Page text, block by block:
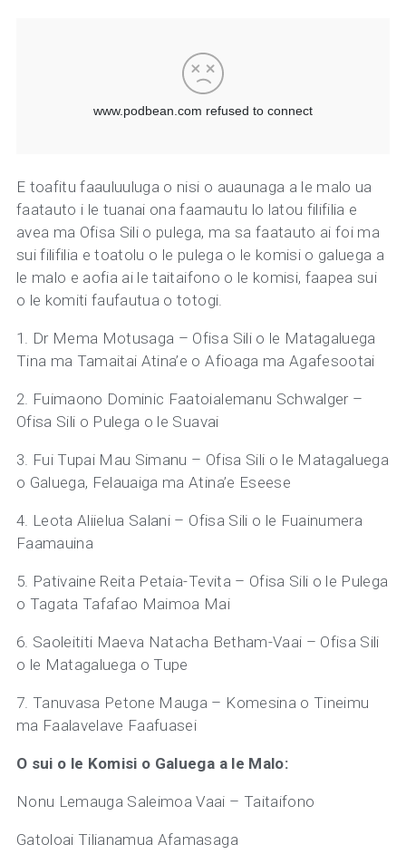
E toafitu faauluuluga o nisi o auaunaga a le malo ua
faatauto i le tuanai ona faamautu lo latou filifilia e
avea ma Ofisa Sili o pulega, ma sa faatauto ai foi ma
sui filifilia e toatolu o le pulega o le komisi o galuega a
le malo e aofia ai le taitaifono o le komisi, faapea sui
o le komiti faufautua o totogi.
1. Dr Mema Motusaga – Ofisa Sili o le Matagaluega
Tina ma Tamaitai Atina’e o Afioaga ma Agafesootai
2. Fuimaono Dominic Faatoialemanu Schwalger –
Ofisa Sili o Pulega o le Suavai
3. Fui Tupai Mau Simanu – Ofisa Sili o le Matagaluega
o Galuega, Felauaiga ma Atina’e Eseese
4. Leota Aliielua Salani – Ofisa Sili o le Fuainumera
Faamauina
5. Pativaine Reita Petaia-Tevita – Ofisa Sili o le Pulega
o Tagata Tafafao Maimoa Mai
6. Saoleititi Maeva Natacha Betham-Vaai – Ofisa Sili
o le Matagaluega o Tupe
7. Tanuvasa Petone Mauga – Komesina o Tineimu
ma Faalavelave Faafuasei
O sui o le Komisi o Galuega a le Malo:
Nonu Lemauga Saleimoa Vaai – Taitaifono
Gatoloai Tilianamua Afamasaga